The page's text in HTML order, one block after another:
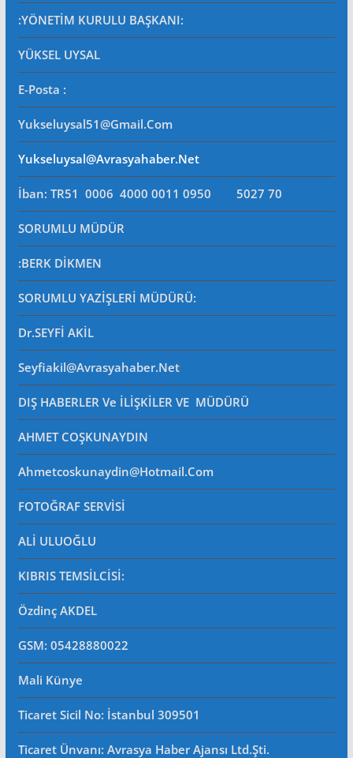
:YÖNETİM KURULU BAŞKANI:
YÜKSEL UYSAL
E-Posta :
Yukseluysal51@gmail.com
Yukseluysal@avrasyahaber.net
İban: TR51 0006 4000 0011 0950 5027 70
SORUMLU MÜDÜR
:BERK DİKMEN
SORUMLU YAZİŞLERİ MÜDÜRÜ:
Dr.SEYFİ AKİL
Seyfiakil@avrasyahaber.net
DIŞ HABERLER Ve İLİŞKİLER VE MÜDÜRÜ
AHMET COŞKUNAYDIN
Ahmetcoskunaydin@hotmail.com
FOTOĞRAF SERVİSİ
ALİ ULUOĞLU
KIBRIS TEMSİLCİSİ:
Özdinç AKDEL
GSM: 05428880022
Mali Künye
Ticaret Sicil No: İstanbul 309501
Ticaret Ünvanı: Avrasya Haber Ajansı Ltd.Şti.